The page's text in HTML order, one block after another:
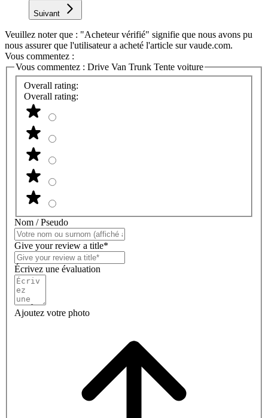
Suivant
Veuillez noter que : "Acheteur vérifié" signifie que nous avons pu
nous assurer que l'utilisateur a acheté l'article sur vaude.com.
Vous commentez :
Vous commentez : Drive Van Trunk Tente voiture
Overall rating:
Overall rating:
Nom / Pseudo
Give your review a title*
Écrivez une évaluation
Ajoutez votre photo